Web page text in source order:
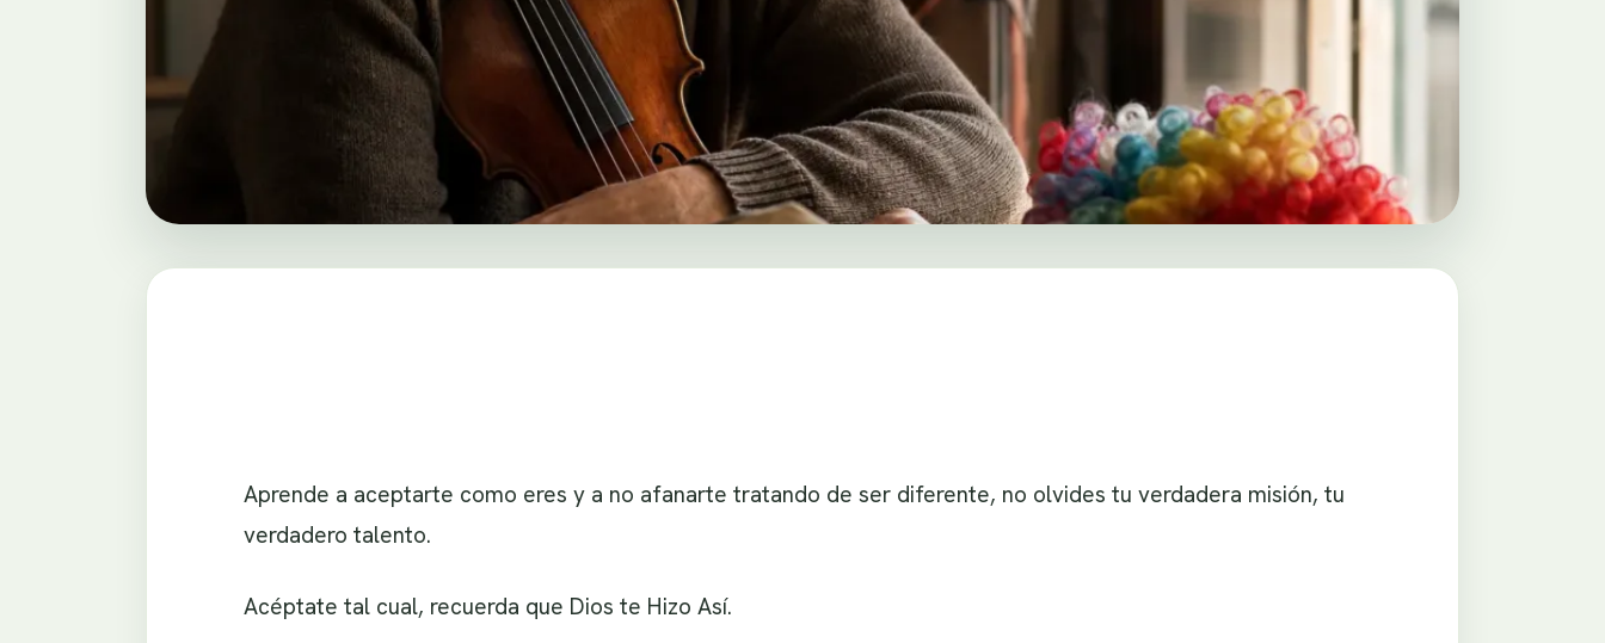
Aprende a aceptarte como eres y a no afanarte tratando de ser diferente, no olvides tu verdadera misión, tu
verdadero talento.
Acéptate tal cual, recuerda que Dios te Hizo Así.